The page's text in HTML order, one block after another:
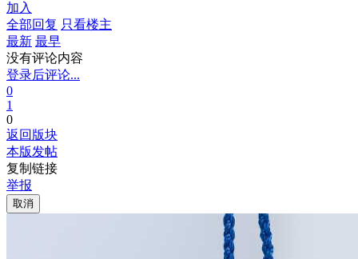
加入
全部回复 只看楼主
最新 最早
没有评论内容
登录后评论...
0
1
0
返回版块
本版发帖
复制链接
举报
取消